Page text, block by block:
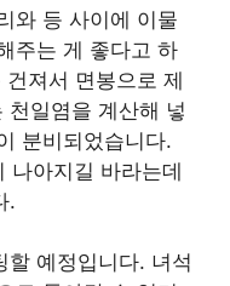
와 등 사이에 이물
주는 게 좋다고 하
져서 면봉으로 제
천일염을 계산해 넣
분비되었습니다.
나아지길 바라는데
.
할 예정입니다. 녀석